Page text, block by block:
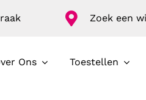
Zoek een
Ons Toestellen